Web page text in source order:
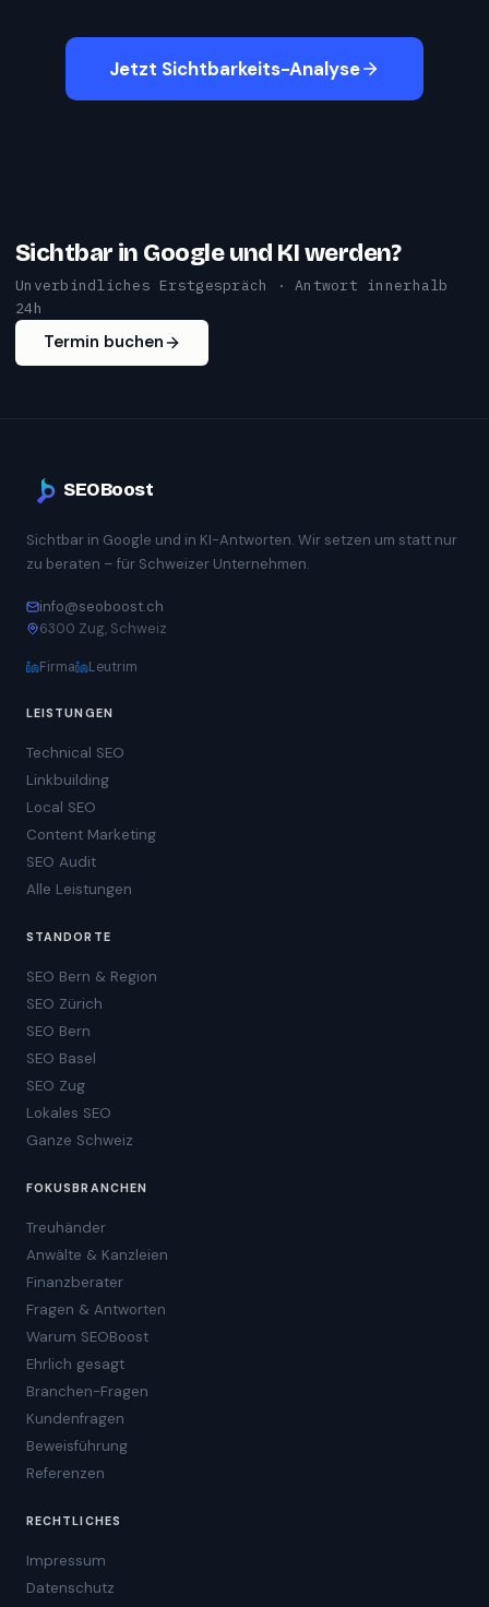
Jetzt Sichtbarkeits-Analyse
Sichtbar in Google und KI werden?
Unverbindliches Erstgespräch · Antwort innerhalb
24h
Termin buchen
SEOBoost
Sichtbar in Google und in KI-Antworten. Wir setzen um statt nur
zu beraten – für Schweizer Unternehmen.
info@seoboost.ch
6300 Zug, Schweiz
Firma Leutrim
LEISTUNGEN
Technical SEO
Linkbuilding
Local SEO
Content Marketing
SEO Audit
Alle Leistungen
STANDORTE
SEO Bern & Region
SEO Zürich
SEO Bern
SEO Basel
SEO Zug
Lokales SEO
Ganze Schweiz
FOKUSBRANCHEN
Treuhänder
Anwälte & Kanzleien
Finanzberater
Fragen & Antworten
Warum SEOBoost
Ehrlich gesagt
Branchen-Fragen
Kundenfragen
Beweisführung
Referenzen
RECHTLICHES
Impressum
Datenschutz